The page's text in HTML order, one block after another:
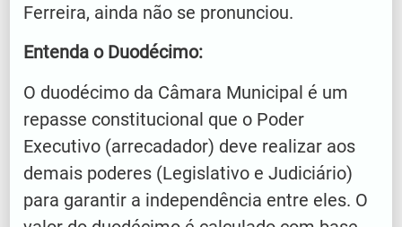
Ferreira, ainda não se pronunciou.
Entenda o Duodécimo:
O duodécimo da Câmara Municipal é um
repasse constitucional que o Poder
Executivo (arrecadador) deve realizar aos
demais poderes (Legislativo e Judiciário)
para garantir a independência entre eles. O